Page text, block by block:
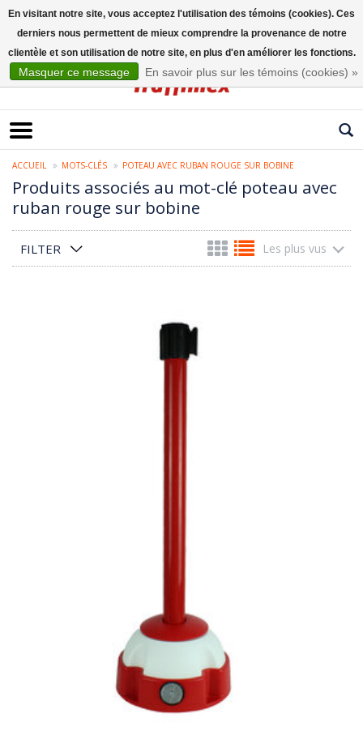
ACCUEIL MOTS-CLÉS POTEAU AVEC RUBAN ROUGE SUR BOBINE
Produits associés au mot-clé poteau avec
ruban rouge sur bobine
FILTER Les plus vus
En visitant notre site, vous acceptez l'utilisation des témoins (cookies). Ces
derniers nous permettent de mieux comprendre la provenance de notre
clientèle et son utilisation de notre site, en plus d'en améliorer les fonctions.
Masquer ce message En savoir plus sur les témoins (cookies) »